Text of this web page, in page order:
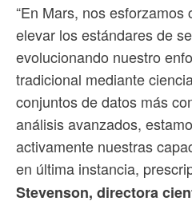
“En Mars, nos esforzamos
elevar los estándares de
evolucionando nuestro
tradicional mediante
conjuntos de datos más
análisis avanzados,
activamente nuestras
en última instancia,
Stevenson, directora